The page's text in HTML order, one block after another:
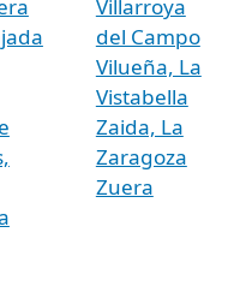
Villarroya
del Campo
Vilueña, La
Vistabella
Zaida, La
Zaragoza
Zuera